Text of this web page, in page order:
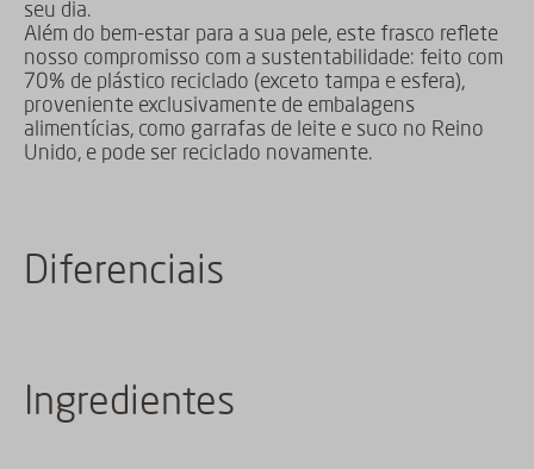
seu dia.
Além do bem-estar para a sua pele, este frasco reflete
nosso compromisso com a sustentabilidade: feito com
70% de plástico reciclado (exceto tampa e esfera),
proveniente exclusivamente de embalagens
alimentícias, como garrafas de leite e suco no Reino
Unido, e pode ser reciclado novamente.
Diferenciais
Ingredientes